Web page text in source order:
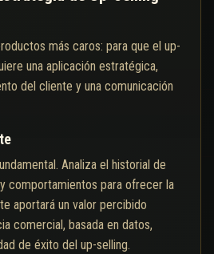
más caros: para que el up-
una aplicación estratégica,
del cliente y una comunicación
Analiza el historial de
comportamientos para ofrecer la
aportará un valor percibido
comercial, basada en datos,
de éxito del up-selling.